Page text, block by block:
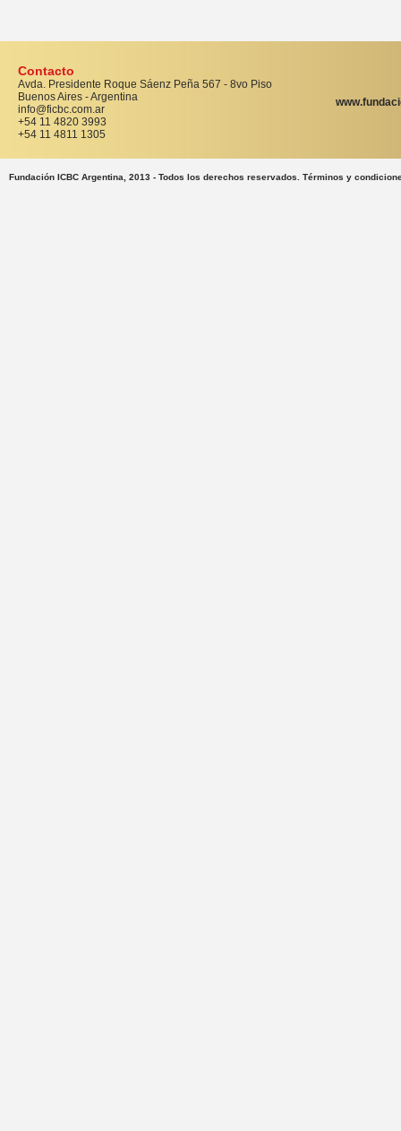
Contacto
Avda. Presidente Roque Sáenz Peña 567 - 8vo Piso
Buenos Aires - Argentina
info@ficbc.com.ar
+54 11 4820 3993
+54 11 4811 1305
Fundación ICBC Argentina, 2013 - Todos los derechos reservados. Términos y